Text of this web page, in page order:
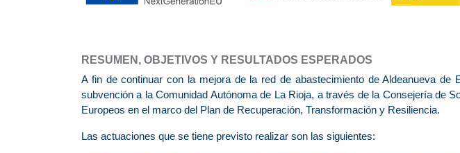
RESUMEN, OBJETIVOS Y RESULTADOS ESPERADOS
A fin de continuar con la mejora de la red de abastecimiento de Aldeanueva
subvención a la Comunidad Autónoma de La Rioja, a través de la Consejería de
Europeos en el marco del Plan de Recuperación, Transformación y Resiliencia.
Las actuaciones que se tiene previsto realizar son las siguientes: